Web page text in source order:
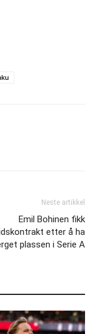
Neste artikkel
Emil Bohinen fikk
etter å ha
plassen i Serie A